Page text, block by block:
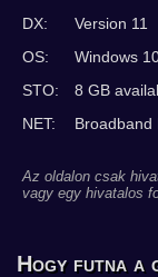
DX:
Version 11
OS:
Windows
STO:
8 GB
NET:
Broadband
Az oldalon csak
vagy egy hivatalos
Hogy futna a